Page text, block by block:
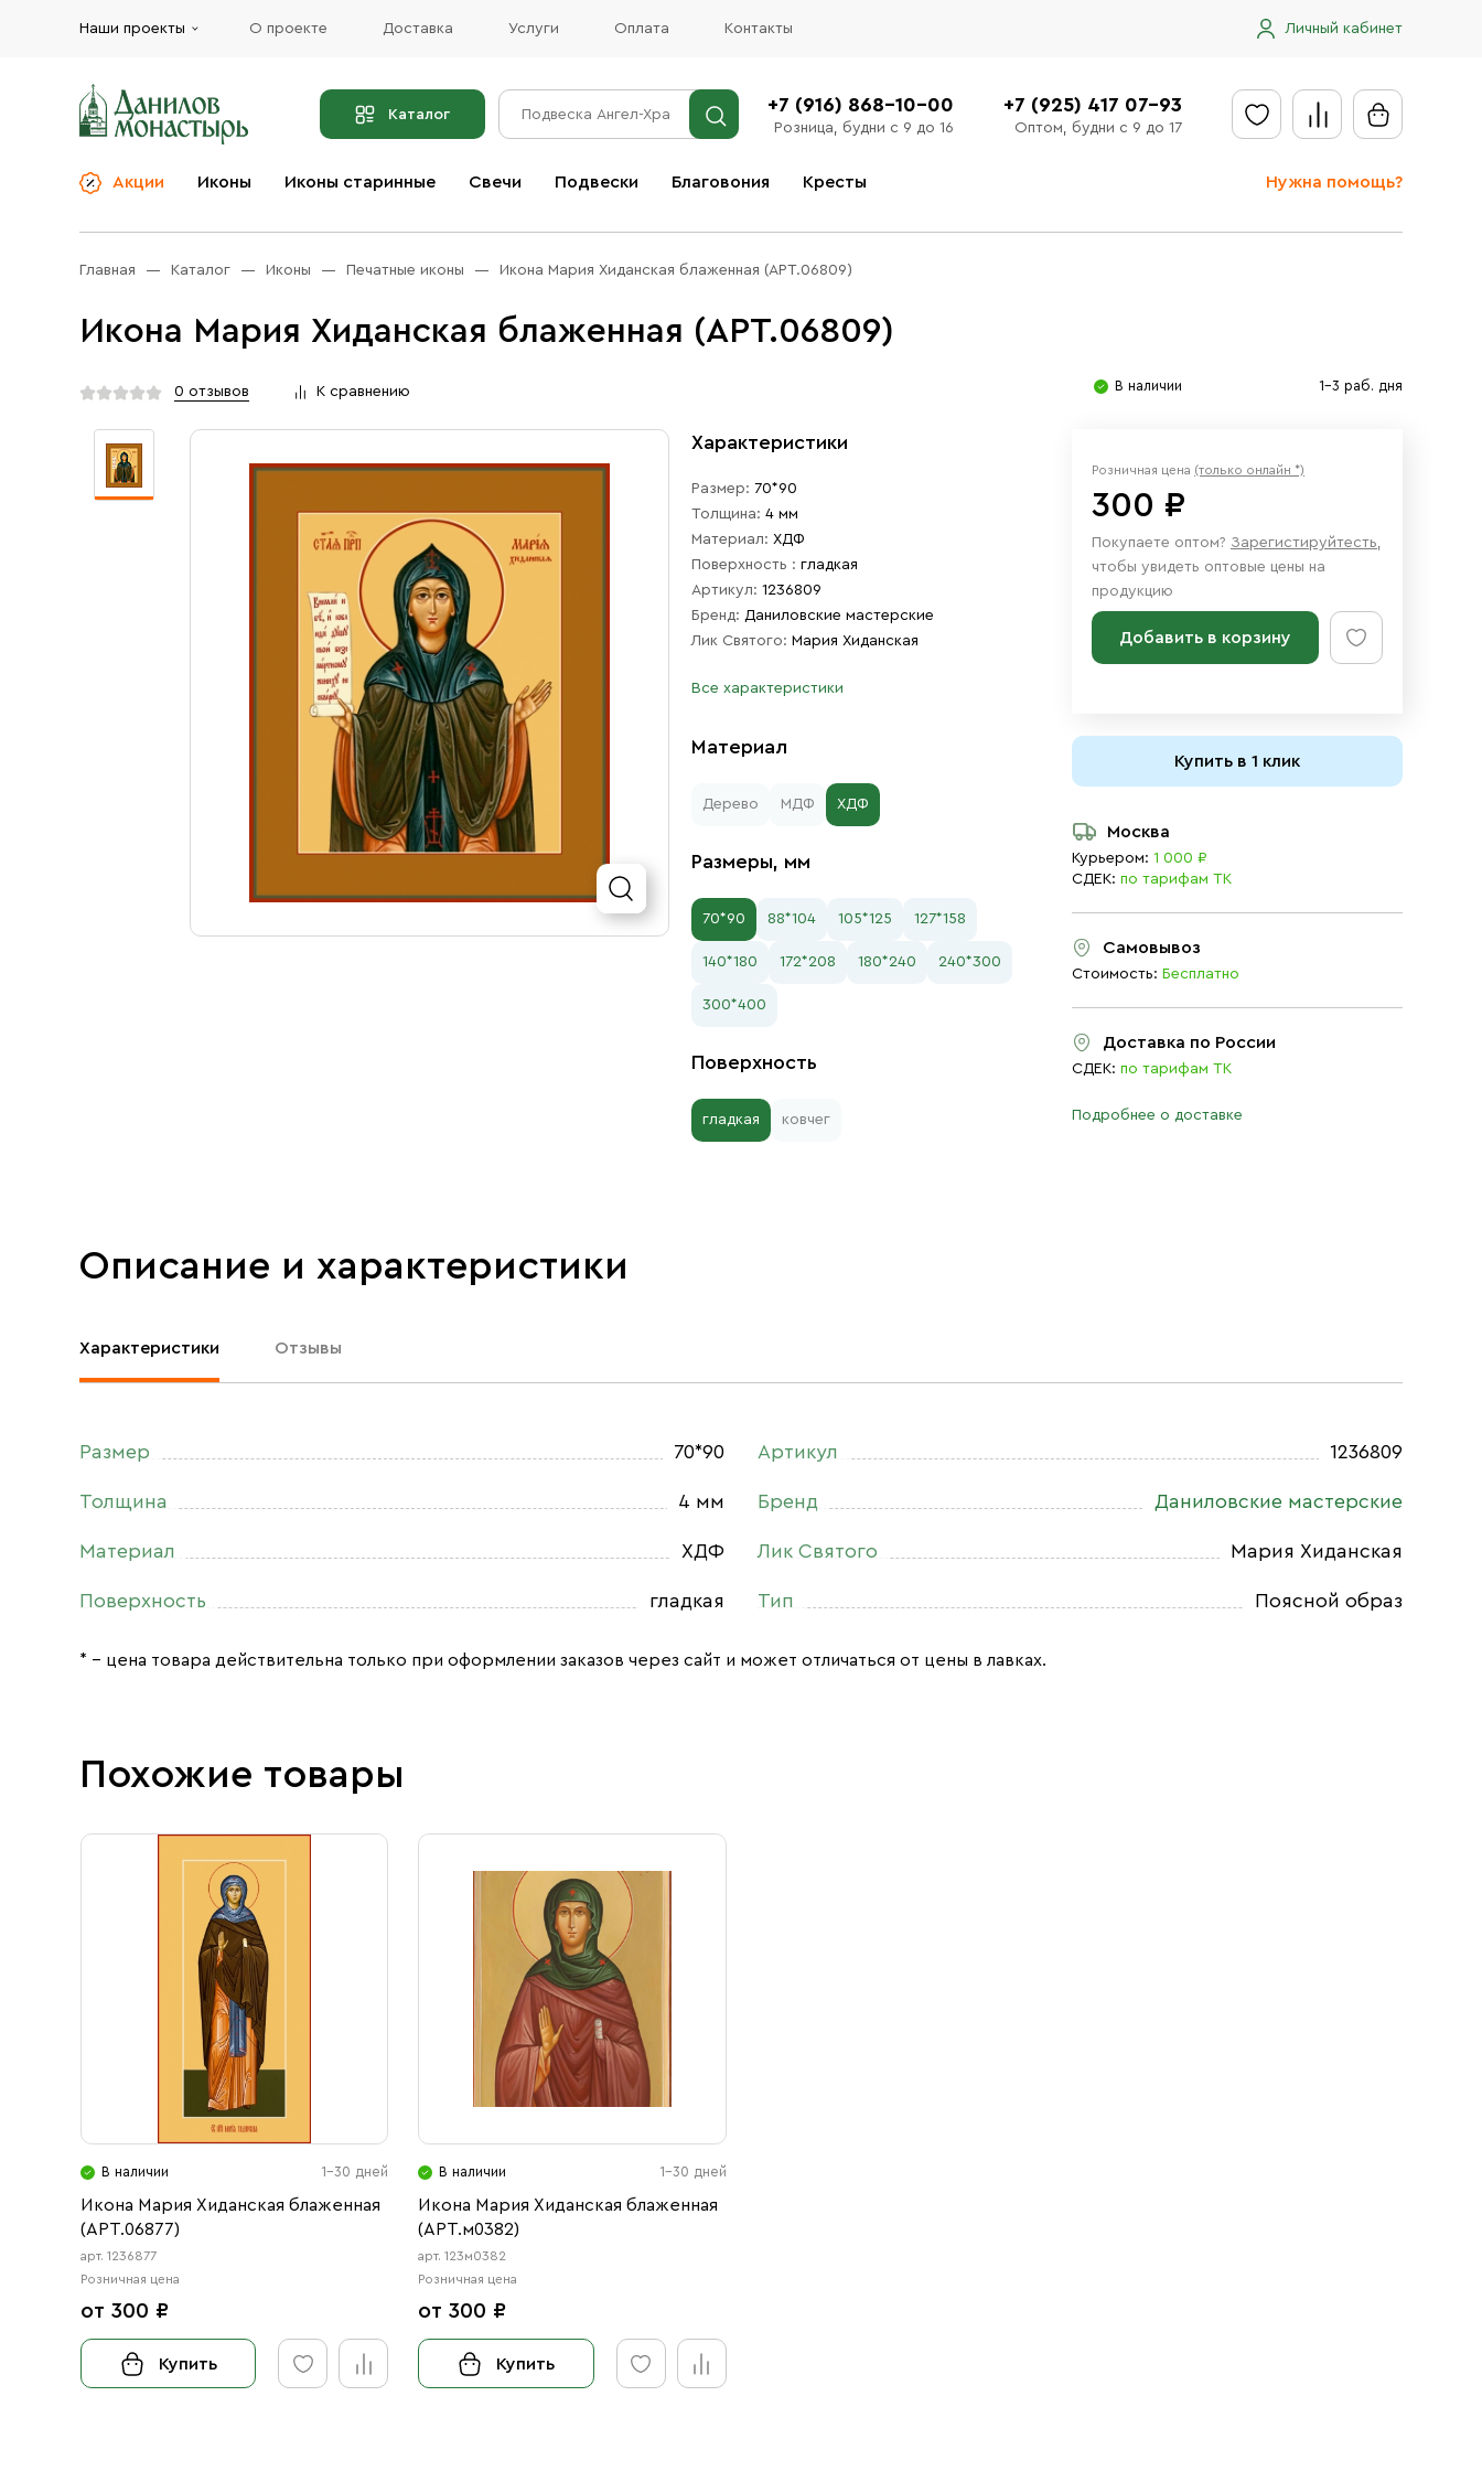
Наши проекты О проекте Доставка Услуги Оплата Контакты Личный кабинет
Каталог +7 (916) 868-10-00
Розница, будни с 9 до 16
+7 (925) 417 07-93
Оптом, будни с 9 до 17
Акции Иконы Иконы старинные Свечи Подвески Благовония Кресты Нужна помощь?
Отправить заявку
Церковная утварь
Иконы
Ювелирные изделия
Бренды
Услуги
Главная Каталог Иконы Печатные иконы Икона Мария Хиданская блаженная (АРТ.06809)
Икона Мария Хиданская блаженная (АРТ.06809)
0 отзывов К сравнению В наличии 1-3 раб. дня
Характеристики
Размер: 70*90
Толщина: 4 мм
Материал: ХДФ
Поверхность : гладкая
Артикул: 1236809
Бренд: Даниловские мастерские
Лик Святого: Мария Хиданская
Все характеристики
Материал
Дерево МДФ ХДФ
Размеры, мм
70*90 88*104 105*125 127*158
140*180 172*208 180*240 240*300
300*400
Поверхность
гладкая ковчег
Розничная цена (только онлайн *)
300 ₽
Покупаете оптом? Зарегистируйтесть,
чтобы увидеть оптовые цены на
продукцию
Добавить в корзину
Купить в 1 клик
Москва
Курьером: 1 000 ₽
СДЕК: по тарифам ТК
Самовывоз
Стоимость: Бесплатно
Доставка по России
СДЕК: по тарифам ТК
Подробнее о доставке
Описание и характеристики
Характеристики Отзывы
Размер 70*90
Толщина 4 мм
Материал ХДФ
Поверхность гладкая
Артикул 1236809
Бренд Даниловские мастерские
Лик Святого Мария Хиданская
Тип Поясной образ
* – цена товара действительна только при оформлении заказов через сайт и может отличаться от цены в лавках.
Похожие товары
В наличии 1-30 дней
Икона Мария Хиданская блаженная
(АРТ.06877)
арт. 1236877
Розничная цена
от 300 ₽
Купить
В наличии 1-30 дней
Икона Мария Хиданская блаженная
(АРТ.м0382)
арт. 123м0382
Розничная цена
от 300 ₽
Купить